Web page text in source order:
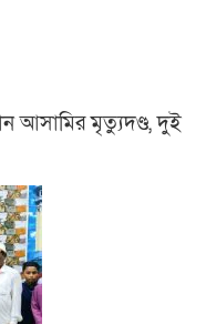
আসামির মৃত্যুদণ্ড, দুই